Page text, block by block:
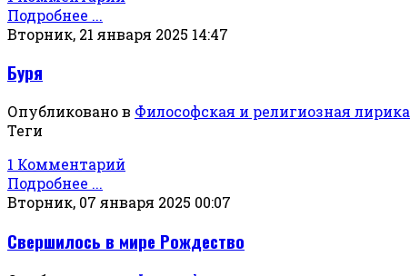
Подробнее ...
Вторник, 21 января 2025 14:47
Буря
Опубликовано в Философская и религиозная лирика
Теги
1 Комментарий
Подробнее ...
Вторник, 07 января 2025 00:07
Свершилось в мире Рождество